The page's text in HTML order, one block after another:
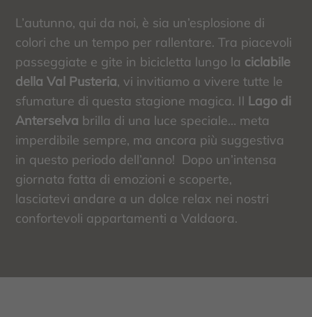
L’autunno, qui da noi, è sia un’esplosione di
colori che un tempo per rallentare. Tra piacevoli
passeggiate e gite in bicicletta lungo la ciclabile
della Val Pusteria, vi invitiamo a vivere tutte le
sfumature di questa stagione magica. Il Lago di
Anterselva brilla di una luce speciale… meta
imperdibile sempre, ma ancora più suggestiva
in questo periodo dell’anno! Dopo un’intensa
giornata fatta di emozioni e scoperte,
lasciatevi andare a un dolce relax nei nostri
confortevoli appartamenti a Valdaora.